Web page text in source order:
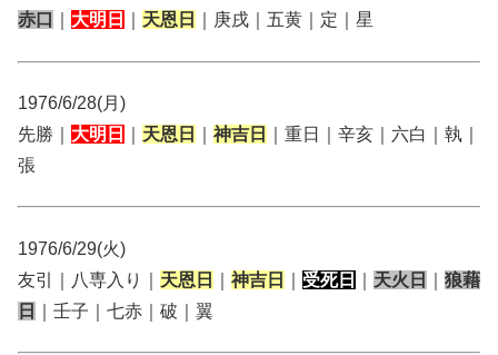
赤口
大明日 天恩日 ｜庚戌｜五黄｜定｜星
1976/6/28(月)
先勝｜ 大明日 天恩日 神吉日
｜重日｜辛亥｜六白｜執｜
張
1976/6/29(火)
友引｜八専入り｜ 天恩日 神吉日 受死日 天火日
狼藉
日
｜壬子｜七赤｜破｜翼